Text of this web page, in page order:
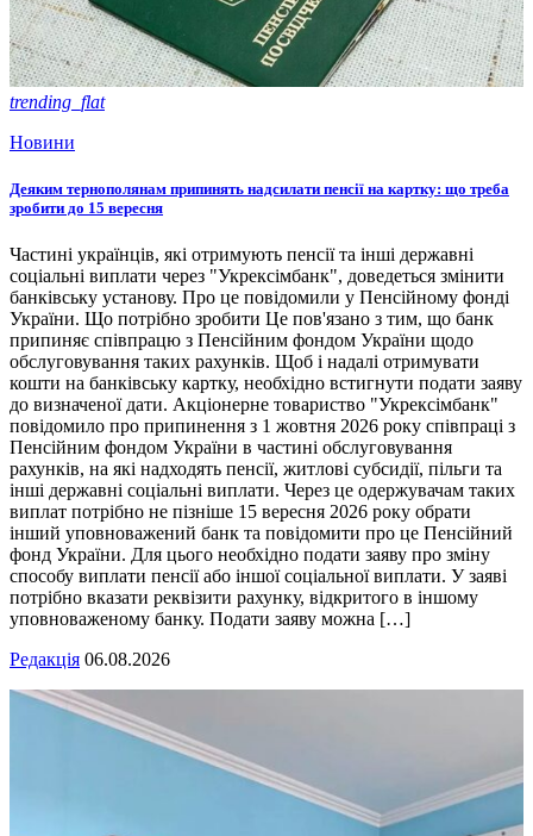
trending_flat
Новини
Деяким тернополянам припинять надсилати пенсії на картку: що треба
зробити до 15 вересня
Частині українців, які отримують пенсії та інші державні
соціальні виплати через "Укрексімбанк", доведеться змінити
банківську установу. Про це повідомили у Пенсійному фонді
України. Що потрібно зробити Це пов'язано з тим, що банк
припиняє співпрацю з Пенсійним фондом України щодо
обслуговування таких рахунків. Щоб і надалі отримувати
кошти на банківську картку, необхідно встигнути подати заяву
до визначеної дати. Акціонерне товариство "Укрексімбанк"
повідомило про припинення з 1 жовтня 2026 року співпраці з
Пенсійним фондом України в частині обслуговування
рахунків, на які надходять пенсії, житлові субсидії, пільги та
інші державні соціальні виплати. Через це одержувачам таких
виплат потрібно не пізніше 15 вересня 2026 року обрати
інший уповноважений банк та повідомити про це Пенсійний
фонд України. Для цього необхідно подати заяву про зміну
способу виплати пенсії або іншої соціальної виплати. У заяві
потрібно вказати реквізити рахунку, відкритого в іншому
уповноваженому банку. Подати заяву можна […]
Редакція 06.08.2026